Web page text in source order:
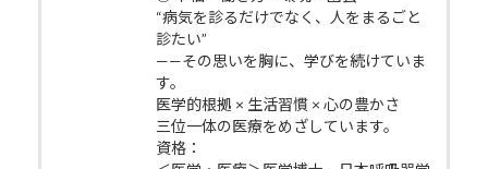
“病気を診るだけでなく、人をまるごと
診たい”
——その思いを胸に、学びを続けていま
す。
医学的根拠 × 生活習慣 × 心の豊かさ
三位一体の医療をめざしています。
資格：